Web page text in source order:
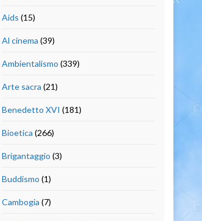
Aids (15)
Al cinema (39)
Ambientalismo (339)
Arte sacra (21)
Benedetto XVI (181)
Bioetica (266)
Brigantaggio (3)
Buddismo (1)
Cambogia (7)